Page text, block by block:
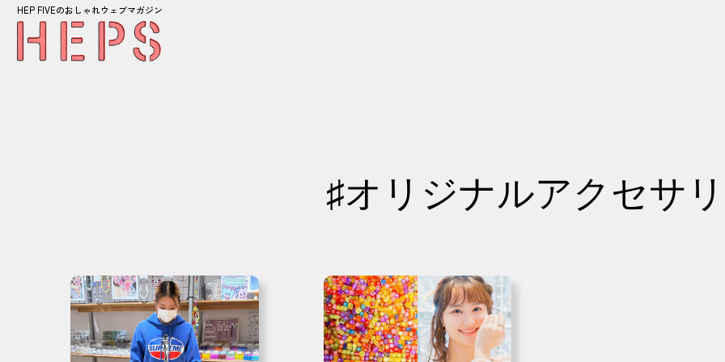
HEP FIVEのおしゃれウェブマガジン
♯オリジナルアクセサ